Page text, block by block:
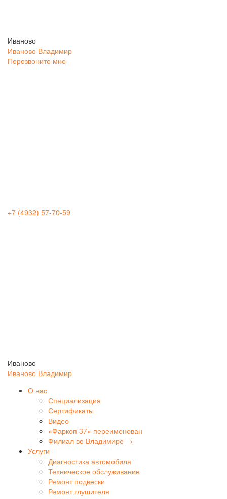
Иваново
Иваново Владимир
Перезвоните мне
+7 (4932) 57-70-59
Иваново
Иваново Владимир
О нас
Специализация
Сертификаты
Видео
«Фаркоп 37» переименован
Филиал во Владимире →
Услуги
Диагностика автомобиля
Техническое обслуживание
Ремонт подвески
Ремонт глушителя